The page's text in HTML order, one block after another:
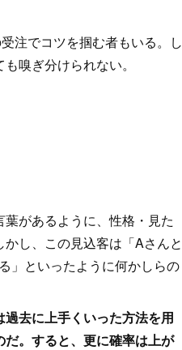
注でコツを掴む者もいる。し
嗅ぎ分けられない。
があるように、性格・見た
し、この見込客は「Aさんと
」といったように何かしらの
去に上手くいった方法を用
。すると、更に確率は上が